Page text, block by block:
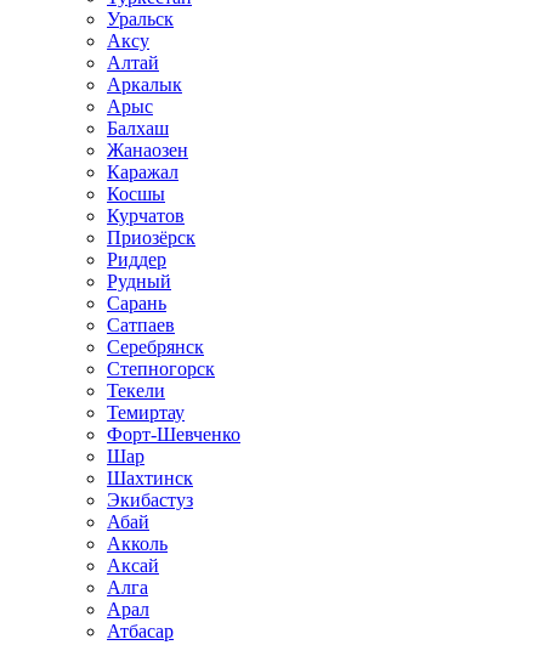
Уральск
Аксу
Алтай
Аркалык
Арыс
Балхаш
Жанаозен
Каражал
Косшы
Курчатов
Приозёрск
Риддер
Рудный
Сарань
Сатпаев
Серебрянск
Степногорск
Текели
Темиртау
Форт-Шевченко
Шар
Шахтинск
Экибастуз
Абай
Акколь
Аксай
Алга
Арал
Атбасар